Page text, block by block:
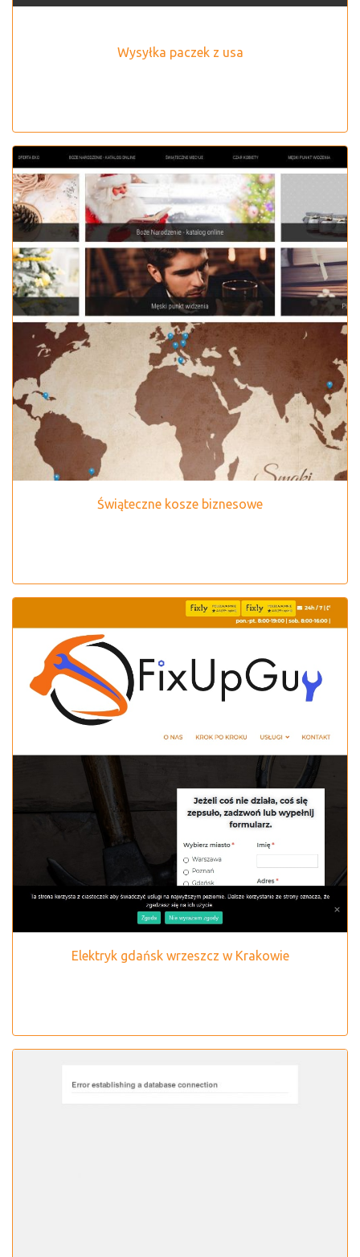
Wysyłka paczek z usa
Świąteczne kosze biznesowe
Elektryk gdańsk wrzeszcz w Krakowie